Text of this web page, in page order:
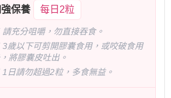
保養 每日2粒
充分咀嚼，勿直接吞食。
歲以下可剪開膠囊食用，或咬破食用
將膠囊皮吐出。
日請勿超過2粒，多食無益。